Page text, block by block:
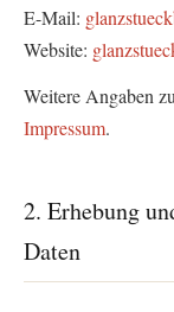
E-Mail:
Website:
Weitere Angaben
Impressum.
2. Erhebung
Daten